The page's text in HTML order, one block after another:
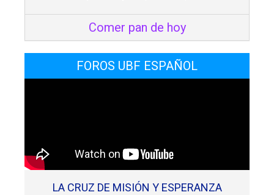
Comer pan de hoy
FOROS UBF ESPAÑOL
LA CRUZ DE MISIÓN Y ESPERANZA